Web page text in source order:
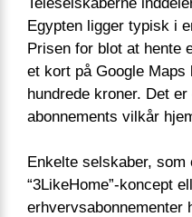
Egypten ligger typisk i
Prisen for blot at hente
et kort på Google
hundrede kroner. Det
abonnements vilkår
Enkelte selskaber,
“3LikeHome”-koncept
erhvervsabonnementer